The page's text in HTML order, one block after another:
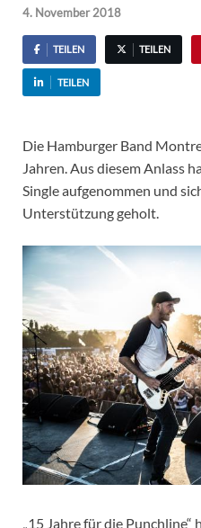
4. November 2018
TEILEN TEILEN
TEILEN
Die Hamburger Band
Jahren. Aus diesem Anlass
Single aufgenommen und
Unterstützung geholt.
„15 Jahre für die